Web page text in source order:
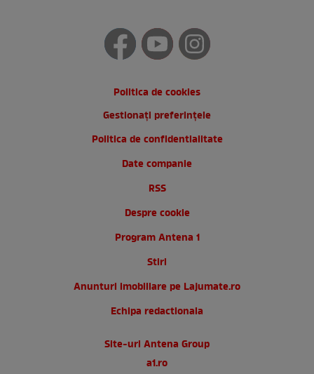
Politica de cookies
Gestionați preferințele
Politica de confidentialitate
Date companie
RSS
Despre cookie
Program Antena 1
Stiri
Anunturi imobiliare pe Lajumate.ro
Echipa redactionala
Site-uri Antena Group
a1.ro